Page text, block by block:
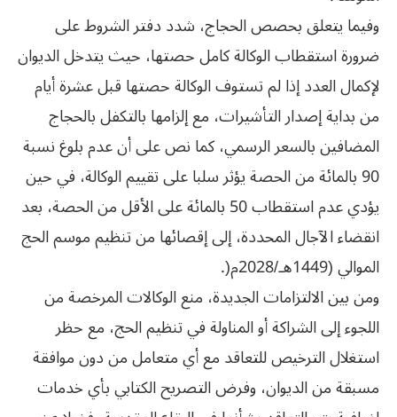
وفيما يتعلق بحصص الحجاج، شدد دفتر الشروط على
ضرورة استقطاب الوكالة كامل حصتها، حيث يتدخل الديوان
لإكمال العدد إذا لم تستوف الوكالة حصتها قبل عشرة أيام
من بداية إصدار التأشيرات، مع إلزامها بالتكفل بالحجاج
المضافين بالسعر الرسمي، كما نص على أن عدم بلوغ نسبة
90 بالمائة من الحصة يؤثر سلبا على تقييم الوكالة، في حين
يؤدي عدم استقطاب 50 بالمائة على الأقل من الحصة، بعد
انقضاء الآجال المحددة، إلى إقصائها من تنظيم موسم الحج
الموالي (1449هـ/2028م(.
ومن بين الالتزامات الجديدة، منع الوكالات المرخصة من
اللجوء إلى الشراكة أو المناولة في تنظيم الحج، مع حظر
استغلال الترخيص للتعاقد مع أي متعامل من دون موافقة
مسبقة من الديوان، وفرض التصريح الكتابي بأي خدمات